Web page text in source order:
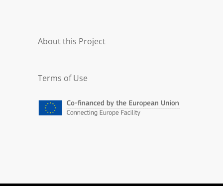
About this Project
Terms of Use